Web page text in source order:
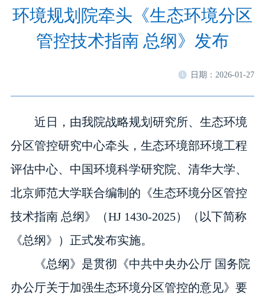
环境规划院牵头《生态环境分区
管控技术指南 总纲》发布
日期：2026-01-27
近日，由我院战略规划研究所、生态环境
分区管控研究中心牵头，生态环境部环境工程
评估中心、中国环境科学研究院、清华大学、
北京师范大学联合编制的《生态环境分区管控
技术指南 总纲》（HJ 1430-2025）（以下简称
《总纲》）正式发布实施。
《总纲》是贯彻《中共中央办公厅 国务院
办公厅关于加强生态环境分区管控的意见》要